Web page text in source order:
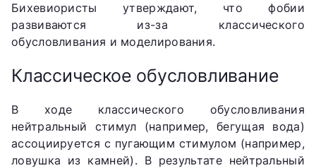
Бихевиористы утверждают, что фобии
развиваются из-за классического
обусловливания и моделирования.
Классическое обусловливание
В ходе классического обусловливания
нейтральный стимул (например, бегущая вода)
ассоциируется с пугающим стимулом (например,
ловушка из камней). В результате нейтральный